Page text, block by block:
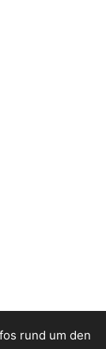
rund um den